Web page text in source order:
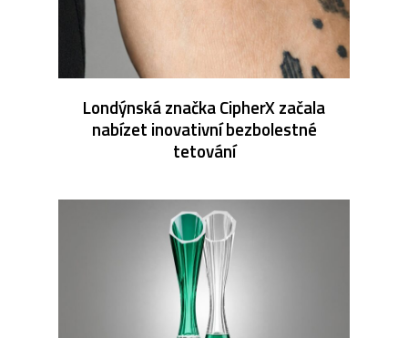
Londýnská značka CipherX začala
nabízet inovativní bezbolestné
tetování